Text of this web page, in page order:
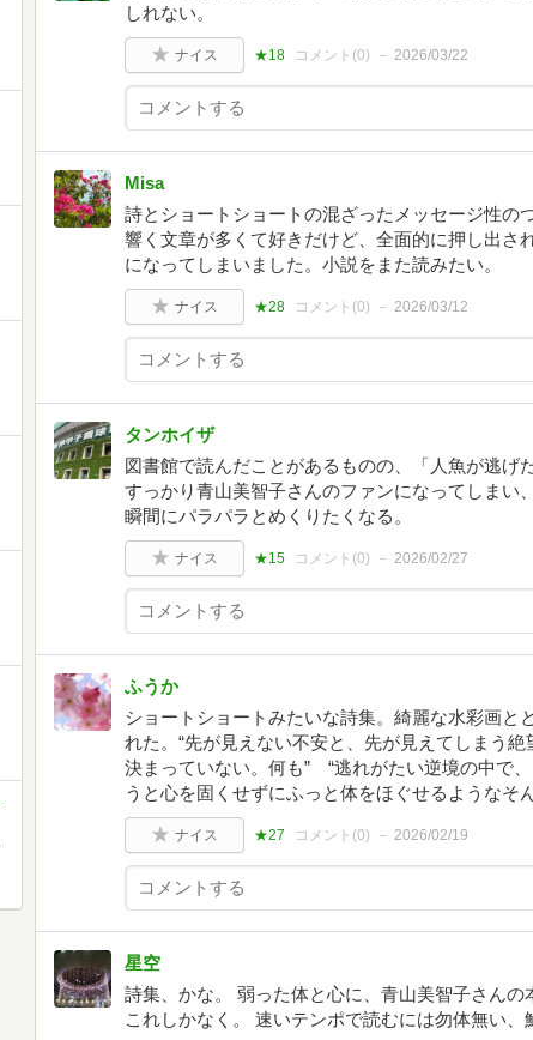
しれない。
ナイス ★18 コメント(0) 2026/03/22
Misa
詩とショートショートの混ざったメッセージ性の
響く文章が多くて好きだけど、全面的に押し出さ
になってしまいました。小説をまた読みたい。
ナイス ★28 コメント(0) 2026/03/12
タンホイザ
図書館で読んだことがあるものの、「人魚が逃げ
すっかり青山美智子さんのファンになってしまい
瞬間にパラパラとめくりたくなる。
ナイス ★15 コメント(0) 2026/02/27
ふうか
ショートショートみたいな詩集。綺麗な水彩画と
れた。“先が見えない不安と、先が見えてしまう絶
決まっていない。何も” “逃れがたい逆境の中で
うと心を固くせずにふっと体をほぐせるようなそ
ナイス ★27 コメント(0) 2026/02/19
星空
詩集、かな。 弱った体と心に、青山美智子さん
これしかなく。 速いテンポで読むには勿体無い、